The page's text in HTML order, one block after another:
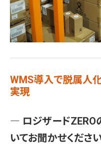
WMS導入で脱属人
実現
― ロジザードZERO
いてお聞かせくださ